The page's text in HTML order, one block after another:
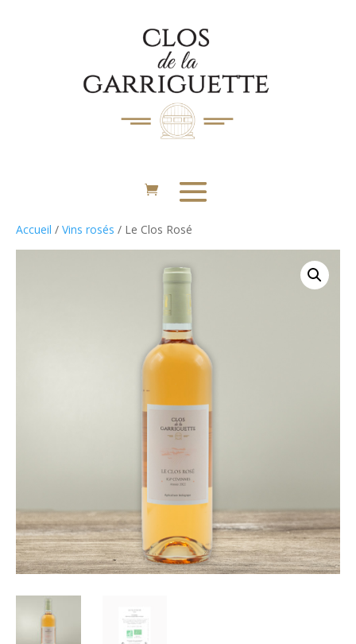
Accueil / Vins rosés / Le Clos Rosé